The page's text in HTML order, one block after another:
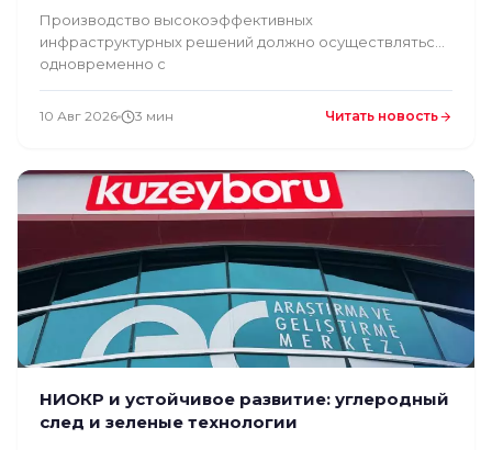
Производство высокоэффективных
инфраструктурных решений должно осуществляться
одновременно с
10 Авг 2026 3 мин Читать новость
НИОКР и устойчивое развитие: углеродный
след и зеленые технологии